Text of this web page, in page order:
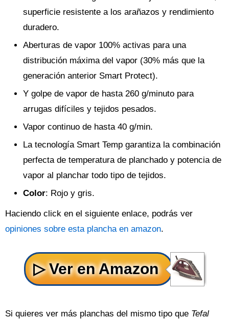
superficie resistente a los arañazos y rendimiento
duradero.
Aberturas de vapor 100% activas para una
distribución máxima del vapor (30% más que la
generación anterior Smart Protect).
Y golpe de vapor de hasta 260 g/minuto para
arrugas difíciles y tejidos pesados.
Vapor continuo de hasta 40 g/min.
La tecnología Smart Temp garantiza la combinación
perfecta de temperatura de planchado y potencia de
vapor al planchar todo tipo de tejidos.
Color: Rojo y gris.
Haciendo click en el siguiente enlace, podrás ver
opiniones sobre esta plancha en amazon.
Si quieres ver más planchas del mismo tipo que Tefal